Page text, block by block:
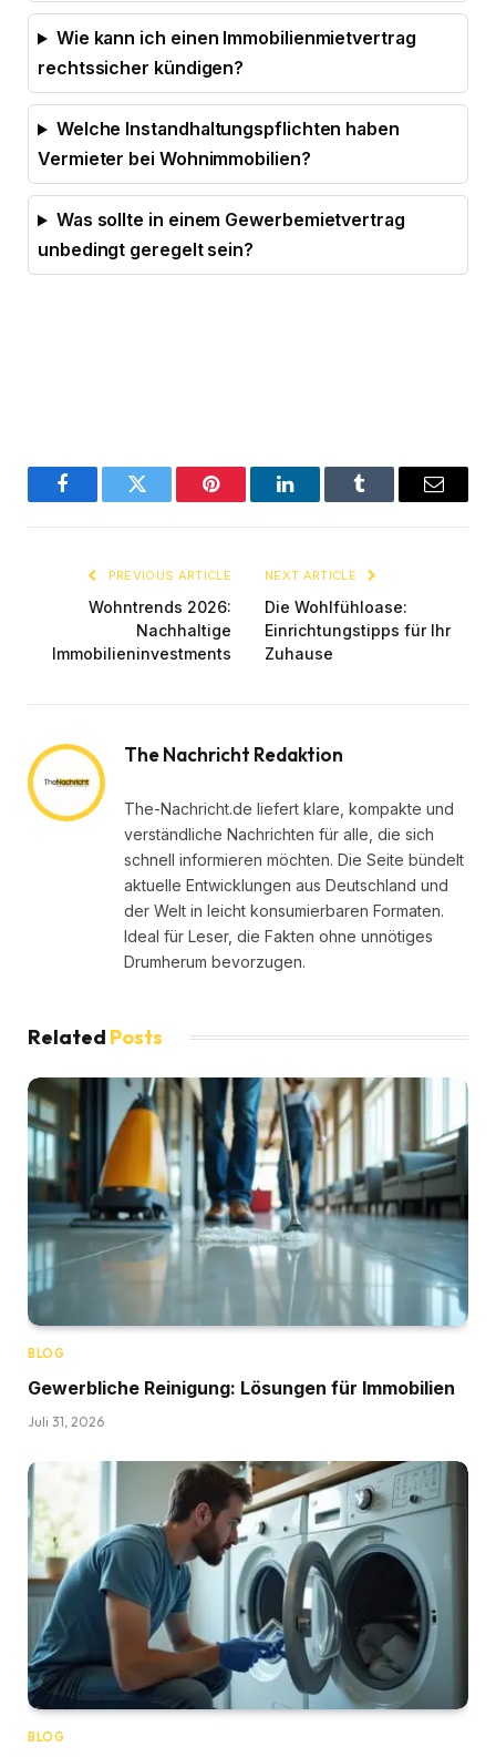
Wie kann ich einen Immobilienmietvertrag
rechtssicher kündigen?
Welche Instandhaltungspflichten haben
Vermieter bei Wohnimmobilien?
Was sollte in einem Gewerbemietvertrag
unbedingt geregelt sein?
FacebookTwitter Pinterest LinkedInTumblr Email
PREVIOUS ARTICLE
Wohntrends 2026:
Nachhaltige
Immobilieninvestments
NEXT ARTICLE
Die Wohlfühloase:
Einrichtungstipps für Ihr
Zuhause
The Nachricht Redaktion
The-Nachricht.de liefert klare, kompakte und
verständliche Nachrichten für alle, die sich
schnell informieren möchten. Die Seite bündelt
aktuelle Entwicklungen aus Deutschland und
der Welt in leicht konsumierbaren Formaten.
Ideal für Leser, die Fakten ohne unnötiges
Drumherum bevorzugen.
Related Posts
BLOG
Gewerbliche Reinigung: Lösungen für Immobilien
Juli 31, 2026
BLOG